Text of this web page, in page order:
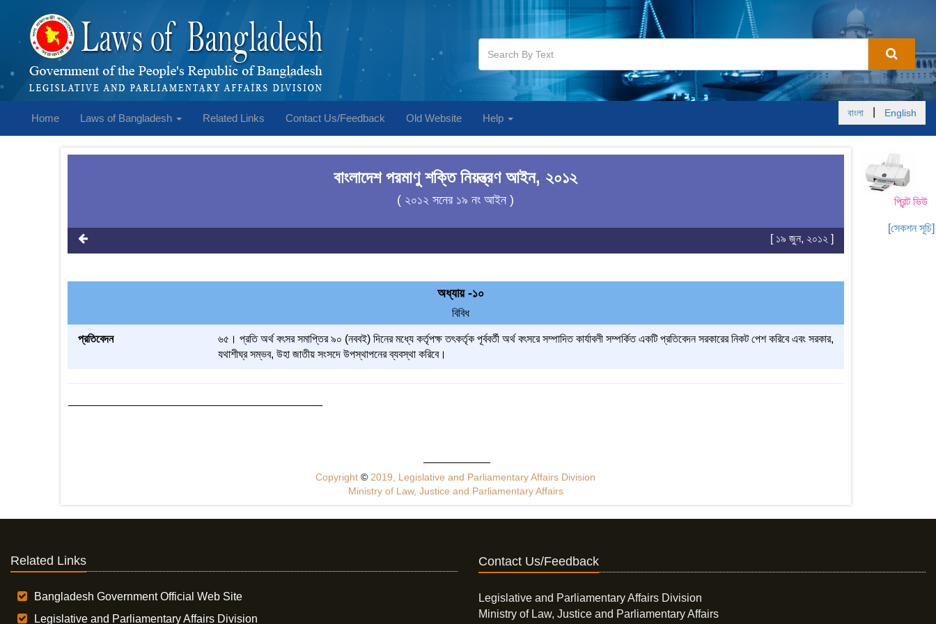
Home Laws of Bangladesh Related Links Contact Us/Feedback Old Website Help বাংলা English
প্রিন্ট ভিউ
[সেকশন সূচি]
বাংলাদেশ পরমাণু শক্তি নিয়ন্ত্রণ আইন, ২০১২
( ২০১২ সনের ১৯ নং আইন )
[ ১৯ জুন, ২০১২ ]
অধ্যায় -১০
বিবিধ
প্রতিবেদন
৬৫। প্রতি অর্থ বৎসর সমাপ্তির ৯০ (নববই) দিনের মধ্যে কর্তৃপক্ষ তৎকর্তৃক পূর্ববর্তী অর্থ বৎসরে সম্পাদিত কার্যাবলী সম্পর্কিত একটি প্রতিবেদন সরকারের নিকট পেশ করিবে এবং সরকার,
যথাশীঘ্র সম্ভব, উহা জাতীয় সংসদে উপস্থাপনের ব্যবস্থা করিবে।
Copyright© 2019, Legislative and Parliamentary Affairs Division
Ministry of Law, Justice and Parliamentary Affairs
Related Links
Bangladesh Government Official Web Site
Legislative and Parliamentary Affairs Division
Contact Us/Feedback
Legislative and Parliamentary Affairs Division
Ministry of Law, Justice and Parliamentary Affairs